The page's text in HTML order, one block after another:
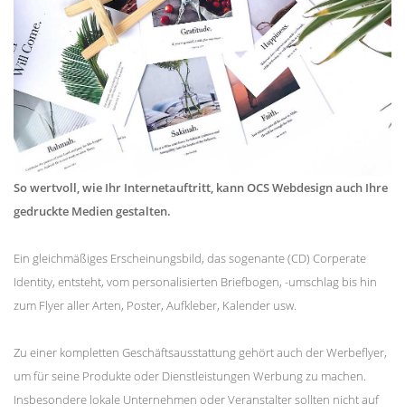
So wertvoll, wie Ihr Internetauftritt, kann OCS Webdesign auch Ihre
gedruckte Medien gestalten.
Ein gleichmäßiges Erscheinungsbild, das sogenante (CD) Corperate
Identity, entsteht, vom personalisierten Briefbogen, -umschlag bis hin
zum Flyer aller Arten, Poster, Aufkleber, Kalender usw.
Zu einer kompletten Geschäftsausstattung gehört auch der Werbeflyer,
um für seine Produkte oder Dienstleistungen Werbung zu machen.
Insbesondere lokale Unternehmen oder Veranstalter sollten nicht auf